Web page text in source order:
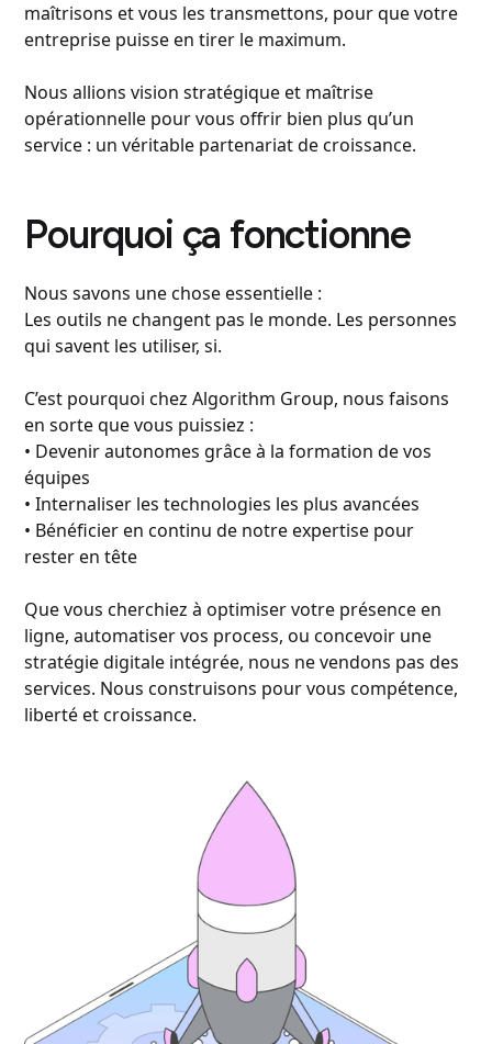
maîtrisons et vous les transmettons, pour que votre
entreprise puisse en tirer le maximum.
Nous allions vision stratégique et maîtrise
opérationnelle pour vous offrir bien plus qu’un
service : un véritable partenariat de croissance.
Pourquoi ça fonctionne
Nous savons une chose essentielle :
Les outils ne changent pas le monde. Les personnes
qui savent les utiliser, si.
C’est pourquoi chez Algorithm Group, nous faisons
en sorte que vous puissiez :
• Devenir autonomes grâce à la formation de vos
équipes
• Internaliser les technologies les plus avancées
• Bénéficier en continu de notre expertise pour
rester en tête
Que vous cherchiez à optimiser votre présence en
ligne, automatiser vos process, ou concevoir une
stratégie digitale intégrée, nous ne vendons pas des
services. Nous construisons pour vous compétence,
liberté et croissance.